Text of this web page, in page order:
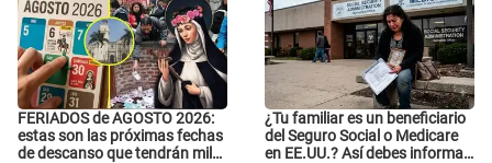
FERIADOS de AGOSTO 2026:
estas son las próximas fechas
de descanso que tendrán miles
¿Tu familiar es un beneficiario
del Seguro Social o Medicare
en EE.UU.? Así debes informar